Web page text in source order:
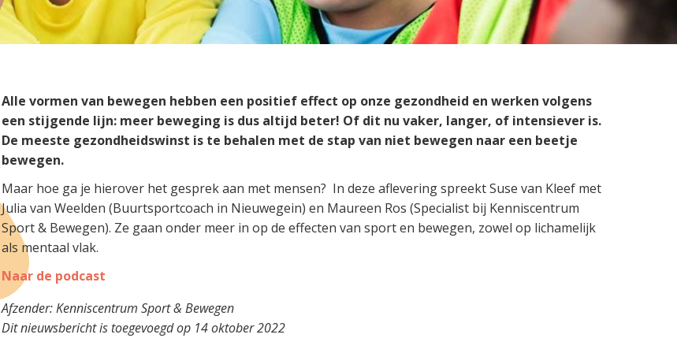
Preventie
Alle vormen van bewegen hebben een positief effect op onze gezondheid en werken volgens
een stijgende lijn: meer beweging is dus altijd beter! Of dit nu vaker, langer, of intensiever is.
De meeste gezondheidswinst is te behalen met de stap van niet bewegen naar een beetje
bewegen.
Maar hoe ga je hierover het gesprek aan met mensen? In deze aflevering spreekt Suse van Kleef met
Julia van Weelden (Buurtsportcoach in Nieuwegein) en Maureen Ros (Specialist bij Kenniscentrum
Sport & Bewegen). Ze gaan onder meer in op de effecten van sport en bewegen, zowel op lichamelijk
als mentaal vlak.
Naar de podcast
Afzender: Kenniscentrum Sport & Bewegen
Dit nieuwsbericht is toegevoegd op 14 oktober 2022